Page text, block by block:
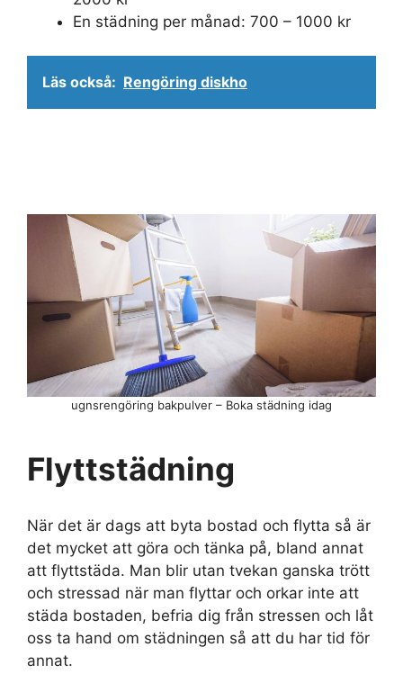
En städning per månad: 700 – 1000 kr
Läs också: Rengöring diskho
Flyttstädning
När det är dags att byta bostad och flytta så är
det mycket att göra och tänka på, bland annat
att flyttstäda. Man blir utan tvekan ganska trött
och stressad när man flyttar och orkar inte att
städa bostaden, befria dig från stressen och låt
oss ta hand om städningen så att du har tid för
annat.
ugnsrengöring bakpulver – Boka städning idag